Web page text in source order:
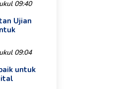
09:40
Ujian
09:04
untuk